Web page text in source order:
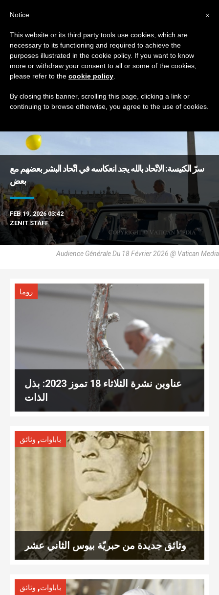
TAG
Posts Tagged ‘وثائق’
DERNIÈRES NOUVELLES
سرّ الكنيسة: الاتّحاد بالله يجد انعكاسه في اتّحاد البشر بعضهم مع
بعض
FEB 19, 2026 03:42
ZENIT STAFF
Audience Générale Du 18 Février 2026 @ Vatican Media
روما
عناوين نشرة الثلاثاء 18 تموز 2023: بذل
الذات
باباوات, وثائق
وثائق جديدة من حبريّة بيوس الثاني عشر
باباوات, وثائق
x
Notice
This website or its third party tools use cookies, which are
necessary to its functioning and required to achieve the
purposes illustrated in the cookie policy. If you want to know
more or withdraw your consent to all or some of the cookies,
please refer to the cookie policy
By closing this banner, scrolling this page, clicking a link or
continuing to browse otherwise, you agree to the use of cookies.